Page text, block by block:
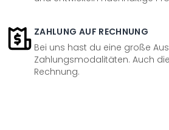
ZAHLUNG AUF RECHNUNG
Bei uns hast du eine große
Zahlungsmodalitäten. Auch
Rechnung.